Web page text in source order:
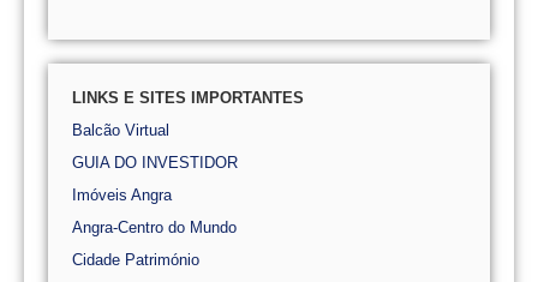
LINKS E SITES IMPORTANTES
Balcão Virtual
GUIA DO INVESTIDOR
Imóveis Angra
Angra-Centro do Mundo
Cidade Património